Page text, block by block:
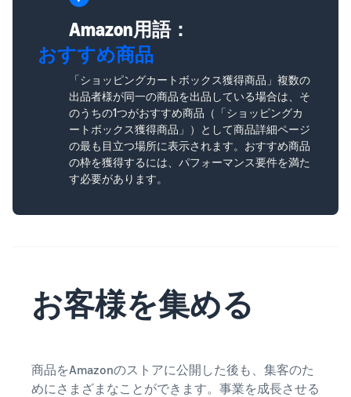
Amazon用語：
おすすめ商品
「ショッピングカートボックス獲得商品」複数の
出品者様が同一の商品を出品している場合は、そ
のうちの1つがおすすめ商品（「ショッピングカ
ートボックス獲得商品」）として商品詳細ページ
の最も目立つ場所に表示されます。おすすめ商品
の枠を獲得するには、パフォーマンス要件を満た
す必要があります。
お客様を集める
商品をAmazonのストアに公開した後も、集客のた
めにさまざまなことができます。事業を成長させる